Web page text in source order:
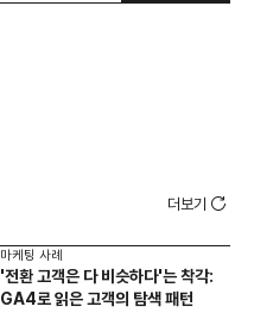
더보기
마케팅 사례
'전환 고객은 다 비슷하다'는 착각:
GA4로 읽은 고객의 탐색 패턴